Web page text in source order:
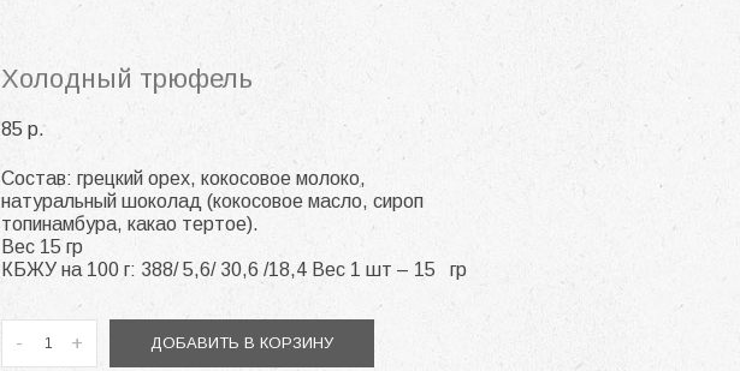
Холодный трюфель
85 p.
Состав: грецкий орех, кокосовое молоко,
натуральный шоколад (кокосовое масло, сироп
топинамбура, какао тертое).
Вес 15 гр
КБЖУ на 100 г: 388/ 5,6/ 30,6 /18,4 Вес 1 шт – 15 гр
- + ДОБАВИТЬ В КОРЗИНУ